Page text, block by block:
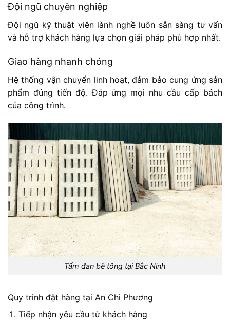
Đội ngũ chuyên nghiệp
Đội ngũ kỹ thuật viên lành nghề luôn sẵn sàng tư vấn
và hỗ trợ khách hàng lựa chọn giải pháp phù hợp nhất.
Giao hàng nhanh chóng
Hệ thống vận chuyển linh hoạt, đảm bảo cung ứng sản
phẩm đúng tiến độ. Đáp ứng mọi nhu cầu cấp bách
của công trình.
Tấm đan bê tông tại Bắc Ninh
Quy trình đặt hàng tại An Chi Phương
Tiếp nhận yêu cầu từ khách hàng